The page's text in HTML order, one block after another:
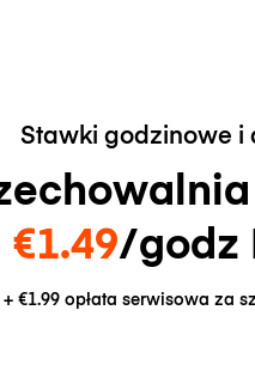
Stawki godzinowe i
€1.49/godz
+ €1.99 opłata serwisowa za